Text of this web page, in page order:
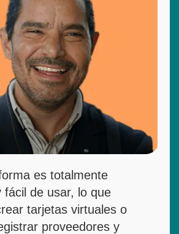
es totalmente
fácil de usar, lo que
tarjetas virtuales o
proveedores y